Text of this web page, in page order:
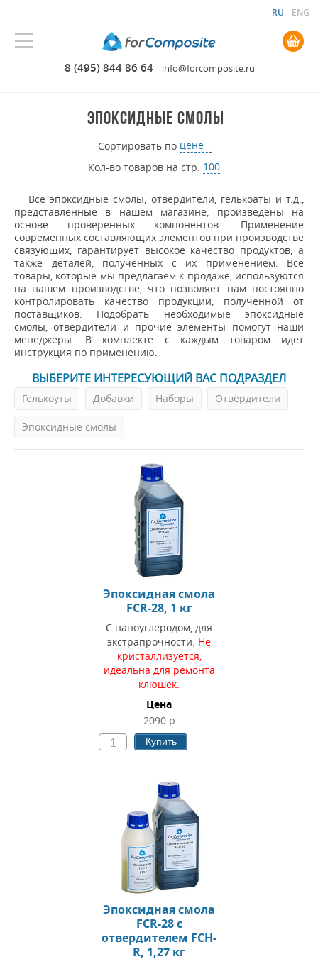
8 (495) 844 86 64 info@forcomposite.ru
RU ENG
0.00 руб. руб.
ЭПОКСИДНЫЕ СМОЛЫ
цене ↓
100
Все эпоксидные смолы, отвердители, гелькоаты и т.д.,
представленные в нашем магазине, произведены на
основе проверенных компонентов. Применение
современных составляющих элементов при производстве
связующих, гарантирует высокое качество продуктов, а
также деталей, полученных с их применением. Все
товары, которые мы предлагаем к продаже, используются
на нашем производстве, что позволяет нам постоянно
контролировать качество продукции, полученной от
поставщиков. Подобрать необходимые эпоксидные
смолы, отвердители и прочие элементы помогут наши
менеджеры. В комплекте с каждым товаром идет
инструкция по применению.
ВЫБЕРИТЕ ИНТЕРЕСУЮЩИЙ ВАС ПОДРАЗДЕЛ
Гелькоуты Добавки Наборы Отвердители
Эпоксидные смолы
Эпоксидная смола
FCR-28, 1 кг
С наноуглеродом, для
экстрапрочности. Не
кристаллизуется,
идеальна для ремонта
клюшек.
Цена
2090 р
Купить
Эпоксидная смола
FCR-28 c
отвердителем FCH-
R, 1,27 кг